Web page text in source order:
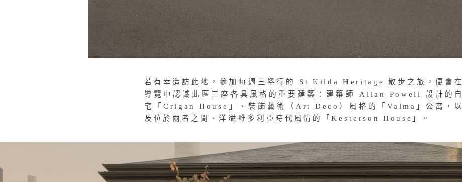
若有幸造訪此地，參加每週三舉行的 St Kilda Heritage 散步之旅，便會在
導覽中認識此區三座各具風格的重要建築：建築師
Allan Powell 設計的自
宅「Crigan House」、裝飾藝術（Art Deco）風格的「Valma」公寓，以
及位於兩者之間、洋溢維多利亞時代風情的「Kesterson House」。